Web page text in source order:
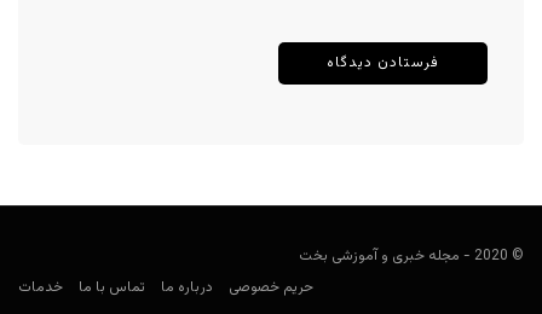
© 2020 - مجله خبری و آموزشی بخت
حریم خصوصی
درباره ما تماس با ما خدمات